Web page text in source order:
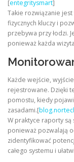
[entegritysmart]
Takie rozwiązanie
fizycznych kluczy i
przebywa przy łodzi.
ponieważ każda
Każde wejście,
rejestrowane. Dzięki
pomostu, kiedy
zasadami.[
W praktyce raporty są
ponieważ pozwalają
zidentyfikować
całego systemu i